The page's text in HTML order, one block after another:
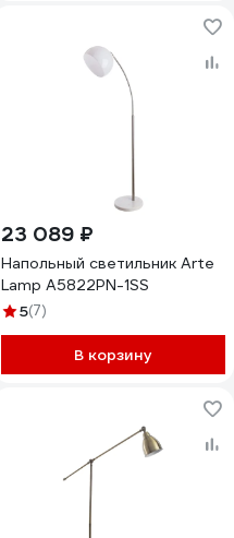
23 089 ₽
Напольный светильник Arte
Lamp A5822PN-1SS
5(7)
В корзину